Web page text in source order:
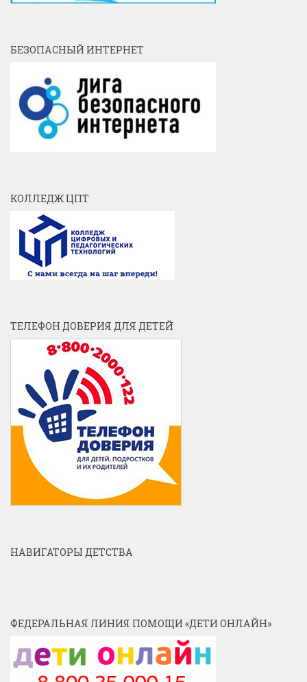
БЕЗОПАСНЫЙ ИНТЕРНЕТ
КОЛЛЕДЖ ЦПТ
ТЕЛЕФОН ДОВЕРИЯ ДЛЯ ДЕТЕЙ
НАВИГАТОРЫ ДЕТСТВА
ФЕДЕРАЛЬНАЯ ЛИНИЯ ПОМОЩИ «ДЕТИ ОНЛАЙН»